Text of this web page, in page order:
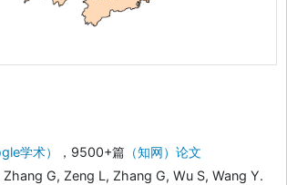
学术） ，9500+篇（知网）论文
G, Zeng L, Zhang G, Wu S, Wang Y.